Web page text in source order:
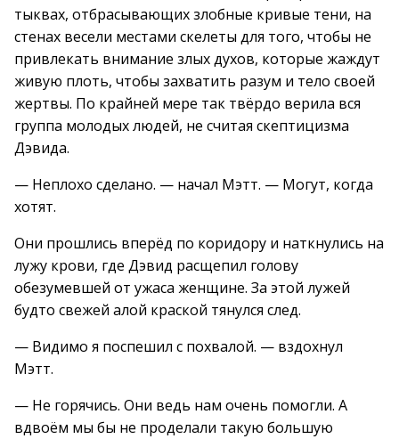
тыквах, отбрасывающих злобные кривые тени, на
стенах весели местами скелеты для того, чтобы не
привлекать внимание злых духов, которые жаждут
живую плоть, чтобы захватить разум и тело своей
жертвы. По крайней мере так твёрдо верила вся
группа молодых людей, не считая скептицизма
Дэвида.
— Неплохо сделано. — начал Мэтт. — Могут, когда
хотят.
Они прошлись вперёд по коридору и наткнулись на
лужу крови, где Дэвид расщепил голову
обезумевшей от ужаса женщине. За этой лужей
будто свежей алой краской тянулся след.
— Видимо я поспешил с похвалой. — вздохнул
Мэтт.
— Не горячись. Они ведь нам очень помогли. А
вдвоём мы бы не проделали такую большую